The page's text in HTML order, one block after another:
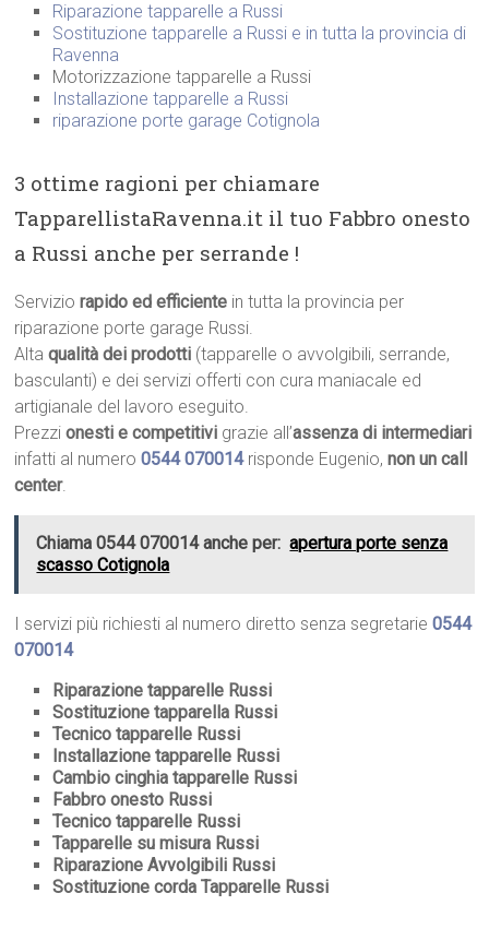
Riparazione tapparelle a Russi
Sostituzione tapparelle a Russi e in tutta la provincia di
Ravenna
Motorizzazione tapparelle a Russi
Installazione tapparelle a Russi
riparazione porte garage Cotignola
3 ottime ragioni per chiamare
TapparellistaRavenna.it il tuo Fabbro onesto
a Russi anche per serrande !
Serviziorapido ed efficiente in tutta la provincia per
riparazione porte garage Russi.
Altaqualità dei prodotti (tapparelle o avvolgibili, serrande,
basculanti) e dei servizi offerti con cura maniacale ed
artigianale del lavoro eseguito.
Prezzionesti e competitivi grazie all’assenza di intermediari
infatti al numero0544 070014 risponde Eugenio,non un call
center.
Chiama 0544 070014 anche per: apertura porte senza
scasso Cotignola
I servizi più richiesti al numero diretto senza segretarie0544
070014
Riparazione tapparelle Russi
Sostituzione tapparella Russi
Tecnico tapparelle Russi
Installazione tapparelle Russi
Cambio cinghia tapparelle Russi
Fabbro onesto Russi
Tecnico tapparelle Russi
Tapparelle su misura Russi
Riparazione Avvolgibili Russi
Sostituzione corda Tapparelle Russi